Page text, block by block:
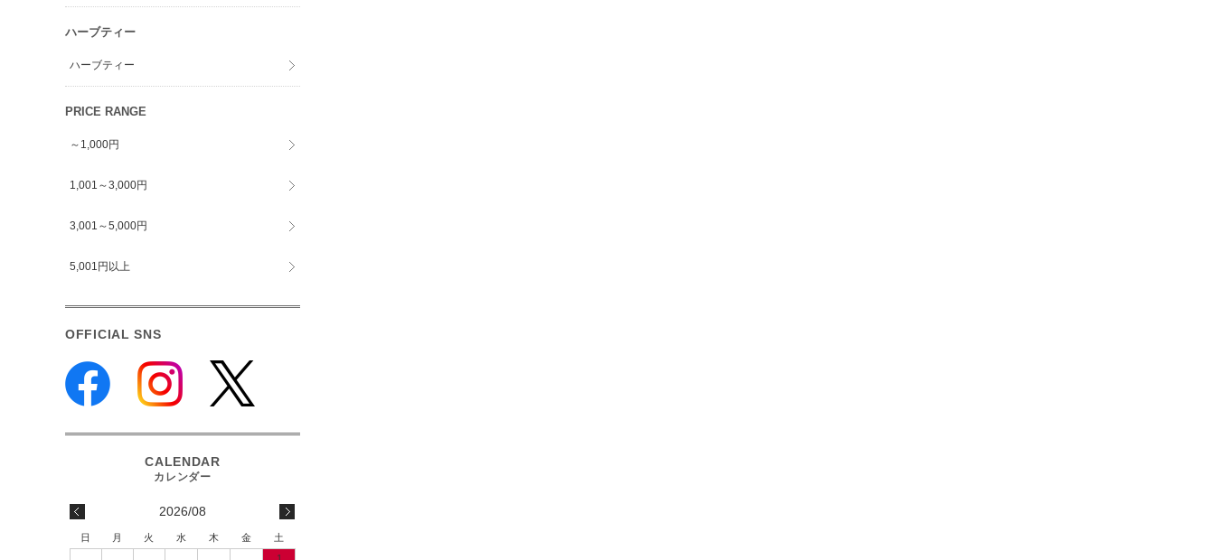
ハーブティー
ハーブティー
PRICE RANGE
～1,000円
1,001～3,000円
3,001～5,000円
5,001円以上
OFFICIAL SNS
2026/08
日 月 火 水 木 金
土